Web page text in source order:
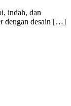
indah, dan
dengan desain […]